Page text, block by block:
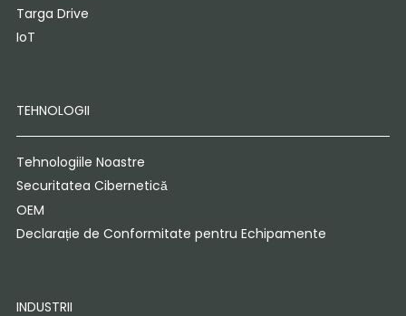
Targa Drive
IoT
TEHNOLOGII
Tehnologiile Noastre
Securitatea Cibernetică
OEM
Declarație de Conformitate pentru Echipamente
INDUSTRII